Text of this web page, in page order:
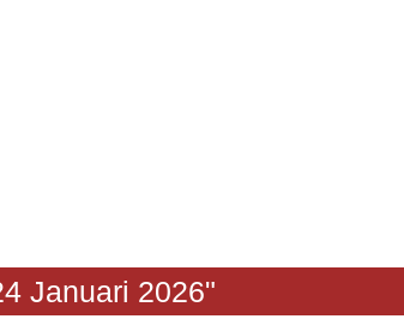
2026"